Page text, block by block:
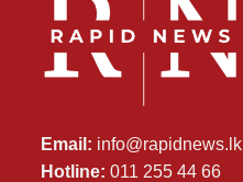
Email: info@rapidnews.lk
Hotline: 011 255 44 66